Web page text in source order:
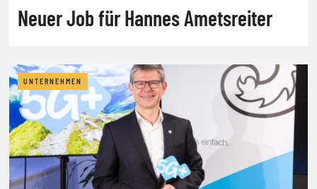
Neuer Job für Hannes Ametsreiter
UNTERNEHMEN